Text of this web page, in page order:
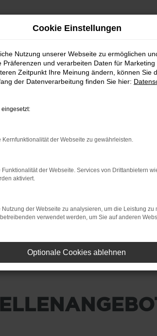
Cookie Einstellungen
Nutzung unserer Webseite zu ermöglichen
und verarbeiten Daten für
Zeitpunkt Ihre Meinung ändern, können Sie
der Datenverarbeitung finden Sie hier:
der Webseite zu gewährleisten.
der Webseite. Services von Drittanbietern
aktiviert.
der Webseite zu analysieren, um die Leistung
verwendet werden, um Sie auf anderen
Optionale Cookies ablehnen